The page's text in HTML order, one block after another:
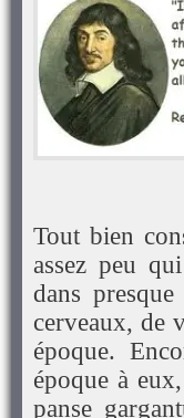
Tout bien
assez peu
dans
cerveaux, de
époque.
époque à
panse